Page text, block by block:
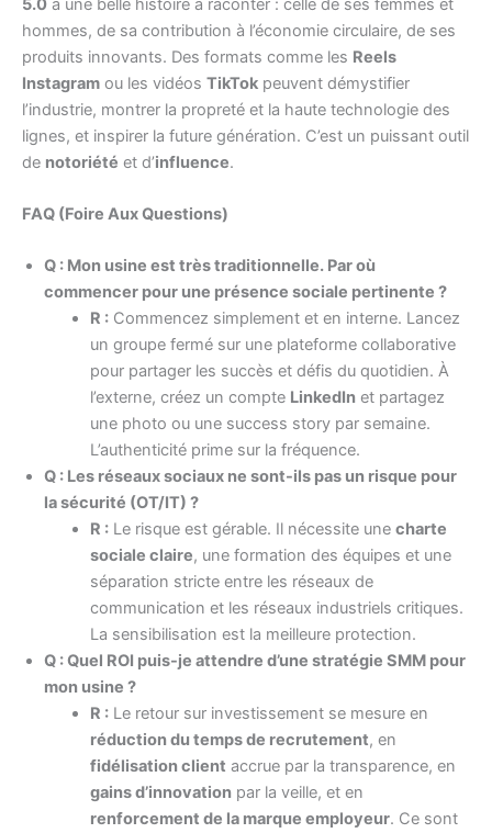
5.0 a une belle histoire à raconter : celle de ses femmes et
hommes, de sa contribution à l’économie circulaire, de ses
produits innovants. Des formats comme les Reels
Instagram ou les vidéos TikTok peuvent démystifier
l’industrie, montrer la propreté et la haute technologie des
lignes, et inspirer la future génération. C’est un puissant outil
de notoriété et d’influence.
FAQ (Foire Aux Questions)
Q : Mon usine est très traditionnelle. Par où
commencer pour une présence sociale pertinente ?
R :Commencez simplement et en interne. Lancez
un groupe fermé sur une plateforme collaborative
pour partager les succès et défis du quotidien. À
l’externe, créez un compte LinkedInet partagez
une photo ou une success story par semaine.
L’authenticité prime sur la fréquence.
Q : Les réseaux sociaux ne sont-ils pas un risque pour
la sécurité (OT/IT) ?
R :Le risque est gérable. Il nécessite une charte
sociale claire, une formation des équipes et une
séparation stricte entre les réseaux de
communication et les réseaux industriels critiques.
La sensibilisation est la meilleure protection.
Q : Quel ROI puis-je attendre d’une stratégie SMM pour
mon usine ?
R :Le retour sur investissement se mesure en
réduction du temps de recrutement, en
fidélisation client accrue par la transparence, en
gains d’innovationpar la veille, et en
renforcement de la marque employeur. Ce sont